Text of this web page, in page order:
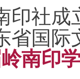
印社成
省国际
南印